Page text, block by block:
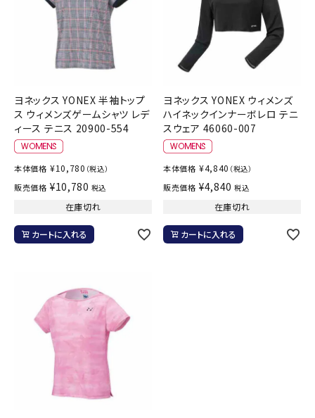
ヨネックス YONEX 半袖トップ
ス ウィメンズゲームシャツ レデ
ィース テニス 20900-554
本体価格 ¥10,780 （税込）
販売価格 ¥10,780 税込
在庫切れ
カートに入れる
ヨネックス YONEX ウィメンズ
ハイネックインナーボレロ テニ
スウェア 46060-007
本体価格 ¥4,840 （税込）
販売価格 ¥4,840 税込
在庫切れ
カートに入れる